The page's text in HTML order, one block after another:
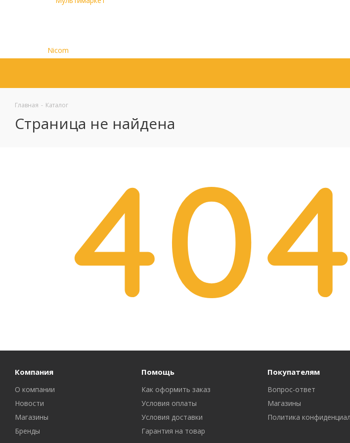
Главная - Каталог
Страница не найдена
Компания
О компании
Новости
Магазины
Бренды
Помощь
Как оформить заказ
Условия оплаты
Условия доставки
Гарантия на товар
Покупателям
Вопрос-ответ
Магазины
Политика